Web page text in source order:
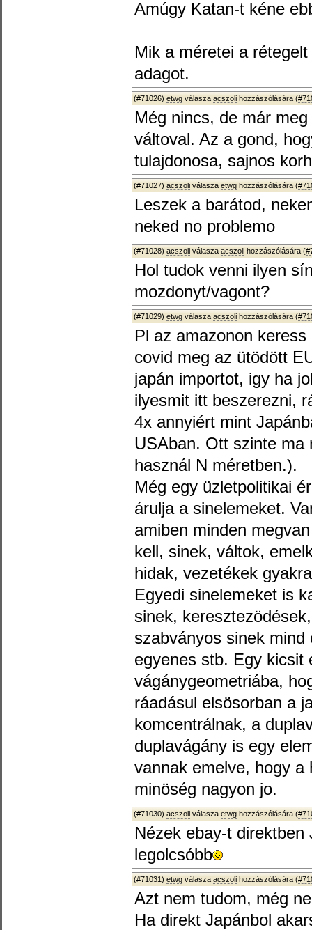
Amúgy Katan-t kéne
Mik a méretei a
adagot.
(#71026) etwg válasza acszoli hozzászólására (
Még nincs, de már
váltoval. Az a gond,
tulajdonosa, sajnos
(#71027) acszoli válasza etwg hozzászólására (
Leszek a barátod,
neked no problemo
(#71028) acszoli válasza acszoli hozzászólására (
Hol tudok venni ilyen
mozdonyt/vagont?
(#71029) etwg válasza acszoli hozzászólására (
Pl az amazonon
covid meg az ütödött
japán importot, igy ha
ilyesmit itt beszerezni,
4x annyiért mint
USAban. Ott szinte ma
használ N méretben.).
Még egy üzletpolitikai
árulja a sinelemeket.
amiben minden
kell, sinek, váltok,
hidak, vezetékek
Egyedi sinelemeket is
sinek,
szabványos sinek
egyenes stb. Egy kicsit
vágánygeometriába,
ráadásul elsösorban a
komcentrálnak, a
duplavágány is egy
vannak emelve, hogy a
minöség nagyon jo.
(#71030) acszoli válasza etwg hozzászólására (
Nézek ebay-t direktben
legolcsóbb
(#71031) etwg válasza acszoli hozzászólására (
Azt nem tudom, még
Ha direkt Japánbol